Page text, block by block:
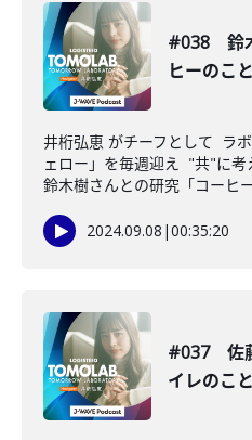
#038 鈴
ヒーのこと
井桁弘恵 がチーフとして ラ
ェロー」を毎週迎え "共"に
鈴木樹さんとの研究「コーヒ
2024.09.08 |00:35:20
#037 佐
イレのこ